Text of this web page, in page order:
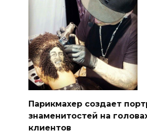
Парикмахер создает
знаменитостей на
клиентов